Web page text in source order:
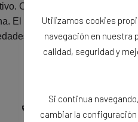
Completa todos los
El viernes 12 de enero por la
#BIRRATOUR2018
Utilizamos cookies
navegación en nuestra
calidad, seguridad y
Si continua
cambiar la